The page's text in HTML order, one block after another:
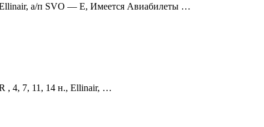
а/п SVO — E, Имеется Авиабилеты …
, 4, 7, 11, 14 н., Ellinair, …